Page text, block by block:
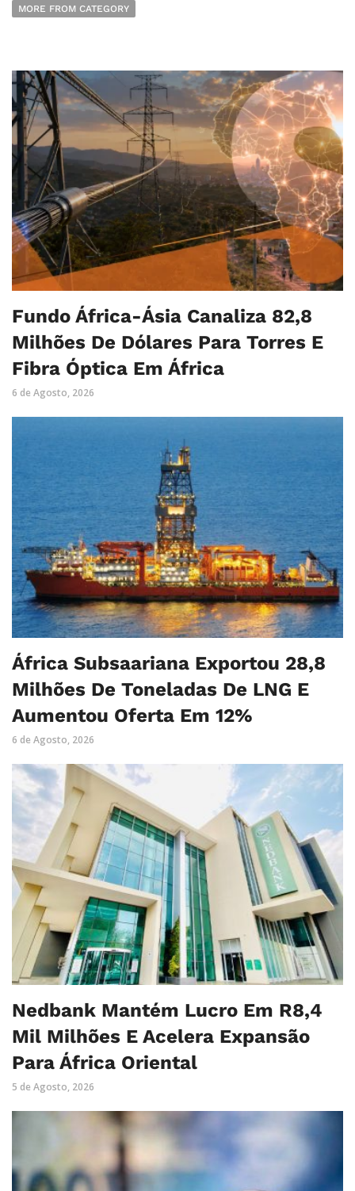
MORE FROM CATEGORY
Fundo África-Ásia Canaliza 82,8
Milhões De Dólares Para Torres E
Fibra Óptica Em África
6 de Agosto, 2026
África Subsaariana Exportou 28,8
Milhões De Toneladas De LNG E
Aumentou Oferta Em 12%
6 de Agosto, 2026
Nedbank Mantém Lucro Em R8,4
Mil Milhões E Acelera Expansão
Para África Oriental
5 de Agosto, 2026